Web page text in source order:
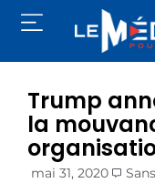
Trump
la
mai 31, 2020